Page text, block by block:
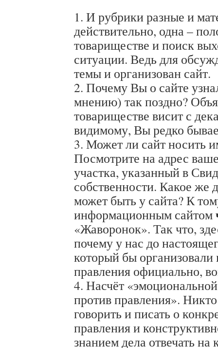
1. И рубрики разные и
действительно, одна –
товариществе и поиск
ситуации. Ведь для
темы и организован сайт.
2. Почему Вы о сайте
мнению) так поздно?
товариществе висит с
видимому, Вы редко
3. Может ли сайт носить
Посмотрите на адрес
участка, указанный в
собственности. Какое же
может быть у сайта? К
информационным сайтом
«Жаворонок». Так что,
почему у нас до
который бы
правления официально,
4. Насчёт
против правления».
говорить и писать о
правления и
знанием дела отвечать